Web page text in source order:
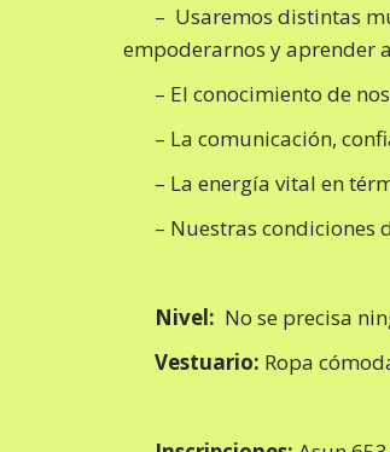
– Usaremos distintas
empoderarnos y aprender a
– El conocimiento de
– La comunicación,
– La energía vital en
– Nuestras
Nivel: No se precisa
Vestuario: Ropa